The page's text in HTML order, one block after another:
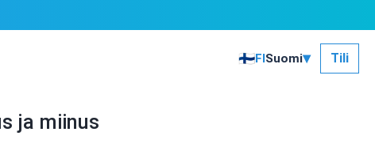
🇫🇮FISuomi▾ Tili
ja miinus